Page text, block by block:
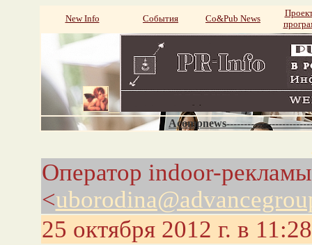
New Info События Со&Pub News
Оператор indoor-
<
25 октября 2012 г. в 11:28